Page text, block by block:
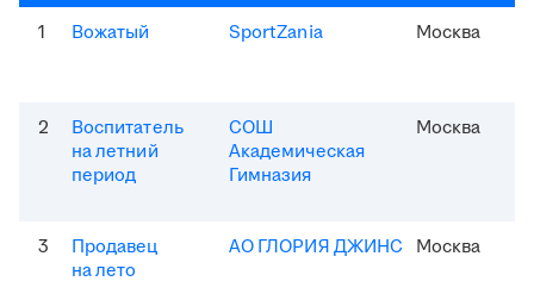
1 Вожатый SportZania Москва
2
Воспитатель
на летний
период
СОШ
Академическая
Гимназия
Москва
3
Продавец
на лето
АО ГЛОРИЯ ДЖИНС Москва